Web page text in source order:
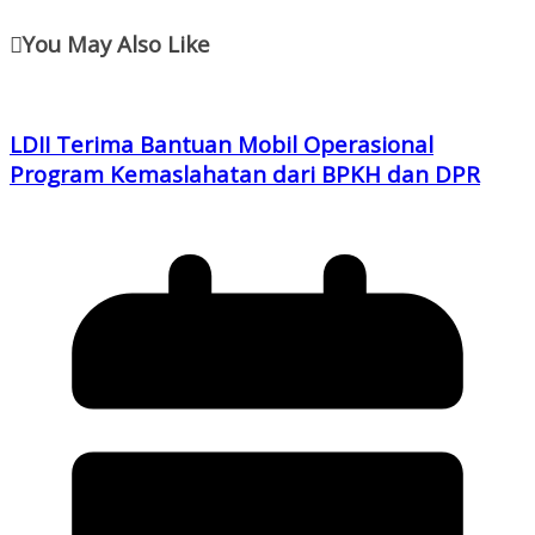
You May Also Like
LDII Terima Bantuan Mobil Operasional
Program Kemaslahatan dari BPKH dan DPR